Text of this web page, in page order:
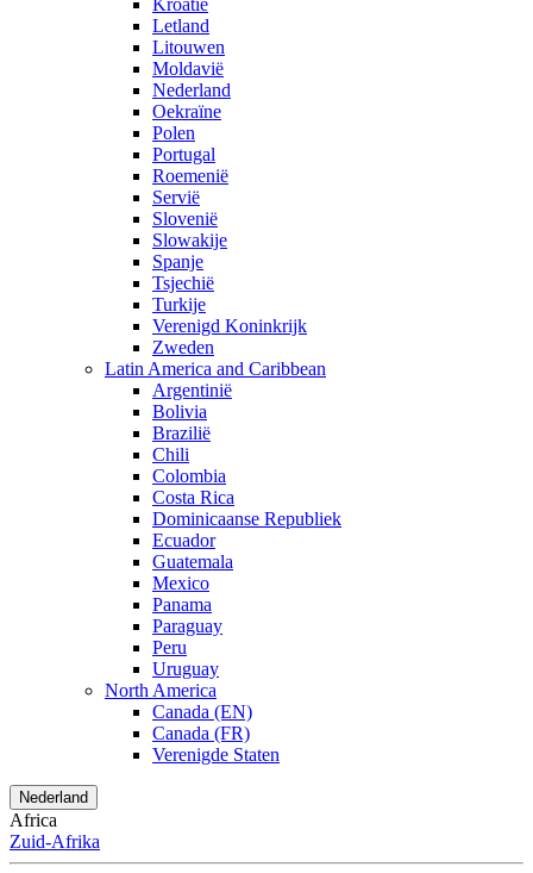
Kroatië
Letland
Litouwen
Moldavië
Nederland
Oekraïne
Polen
Portugal
Roemenië
Servië
Slovenië
Slowakije
Spanje
Tsjechië
Turkije
Verenigd Koninkrijk
Zweden
Latin America and Caribbean
Argentinië
Bolivia
Brazilië
Chili
Colombia
Costa Rica
Dominicaanse Republiek
Ecuador
Guatemala
Mexico
Panama
Paraguay
Peru
Uruguay
North America
Canada (EN)
Canada (FR)
Verenigde Staten
Nederland
Africa
Zuid-Afrika